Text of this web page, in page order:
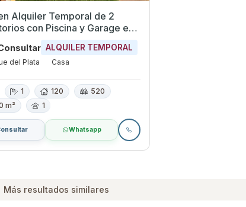
Alquiler Temporal de 2
con Piscina y Garage en
del Plata, Canelones
ALQUILER TEMPORAL
del Plata Casa
1 120
520
m²
1
Whatsapp
Más resultados similares